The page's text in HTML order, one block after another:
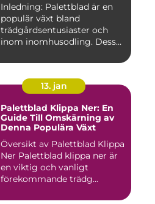
Inledning: Palettblad är en
populär växt bland
trädgårdsentusiaster och
inom inomhusodling. Dess
13. jan
Palettblad Klippa Ner: En
Guide Till Omskärning av
Denna Populära Växt
Översikt av Palettblad Klippa
Ner Palettblad klippa ner är
en viktig och vanligt
förekommande trädg...